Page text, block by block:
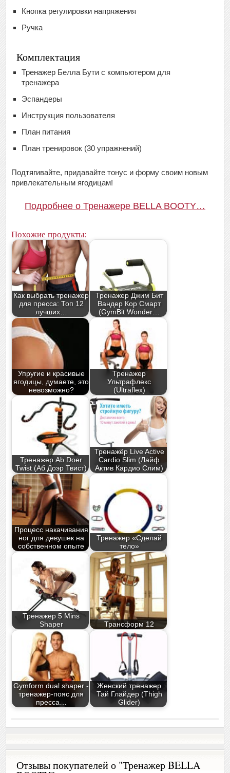
Кнопка регулировки напряжения
Ручка
Комплектация
Тренажер Белла Бути с компьютером для
тренажера
Эспандеры
Инструкция пользователя
План питания
План тренировок (30 упражнений)
Подтягивайте, придавайте тонус и форму своим новым
привлекательным ягодицам!
Подробнее о Тренажере BELLA BOOTY…
Похожие продукты:
Как выбрать тренажер
для пресса: Топ 12
лучших…
Тренажер Джим Бит
Вандер Кор Смарт
(GymBit Wonder…
Упругие и красивые
ягодицы, думаете, это
невозможно?
Тренажер
Ультрафлекс
(Ultraflex)
Тренажер Ab Doer
Twist (Аб Доэр Твист)
Тренажёр Live Active
Cardio Slim (Лайф
Актив Кардио Слим)
Процесс накачивания
ног для девушек на
собственном опыте
Тренажер «Сделай
тело»
Тренажер 5 Mins
Shaper
Трансформ 12
Gymform dual shaper -
тренажер-пояс для
пресса…
Женский тренажер
Тай Глайдер (Thigh
Glider)
Отзывы покупателей о "Тренажер BELLA